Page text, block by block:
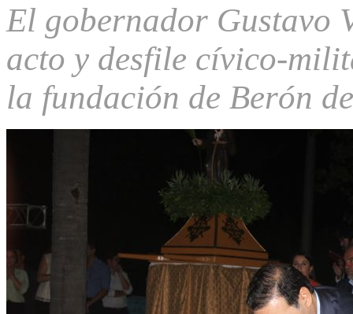
El gobernador Gustavo
acto y desfile cívico-
la fundación de Berón